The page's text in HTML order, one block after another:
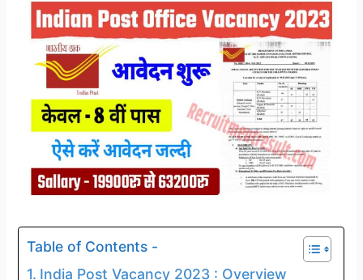
Table of Contents -
India Post Vacancy 2023 : Overview